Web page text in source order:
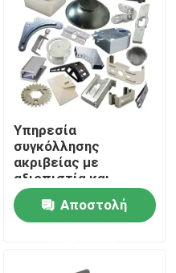
Υπηρεσία
συγκόλλησης
ακριβείας με
αξιοπιστία και
ακρίβεια για διάφορα
υλικά
Αποστολή